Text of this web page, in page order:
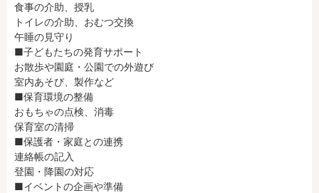
食事の介助、授乳
トイレの介助、おむつ交換
午睡の見守り
■子どもたちの発育サポート
お散歩や園庭・公園での外遊び
室内あそび、製作など
■保育環境の整備
おもちゃの点検、消毒
保育室の清掃
■保護者・家庭との連携
連絡帳の記入
登園・降園の対応
■イベントの企画や準備
実働5時間以内
土日祝のお仕事
時給1600円～
社会保険完備
資格不問
男性保育士
オープニング求人
小規模保育園
株式会社